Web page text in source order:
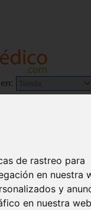
de rastreo para
en nuestra
y
en nuestra
en: